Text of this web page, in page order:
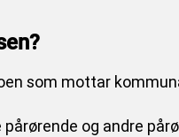
som mottar
og andre